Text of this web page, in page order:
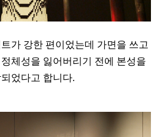
가 강한 편이었는데 가면을 쓰고
체성을 잃어버리기 전에 본성을
었다고 합니다.